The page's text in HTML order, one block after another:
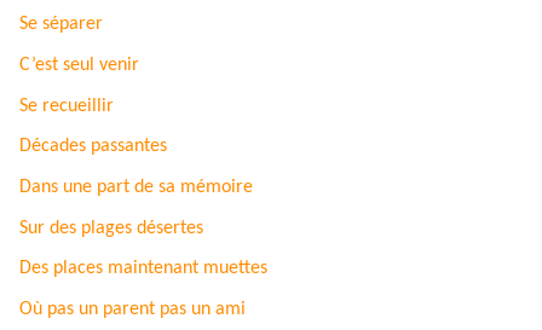
Se séparer
C’est seul venir
Se recueillir
Décades passantes
Dans une part de sa mémoire
Sur des plages désertes
Des places maintenant muettes
Où pas un parent pas un ami